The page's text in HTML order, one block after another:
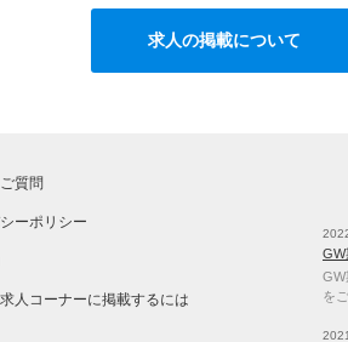
求人の掲載について
質問
ーポリシー
人コーナーに掲載するには
GW
GW
を